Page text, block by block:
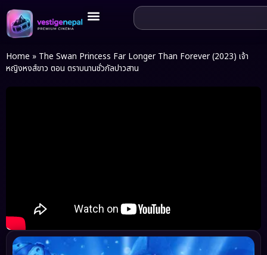
Home » The Swan Princess Far Longer Than Forever (2023) เจ้า
หญิงหงส์ขาว ตอน ตราบนานชั่วกัลปาวสาน